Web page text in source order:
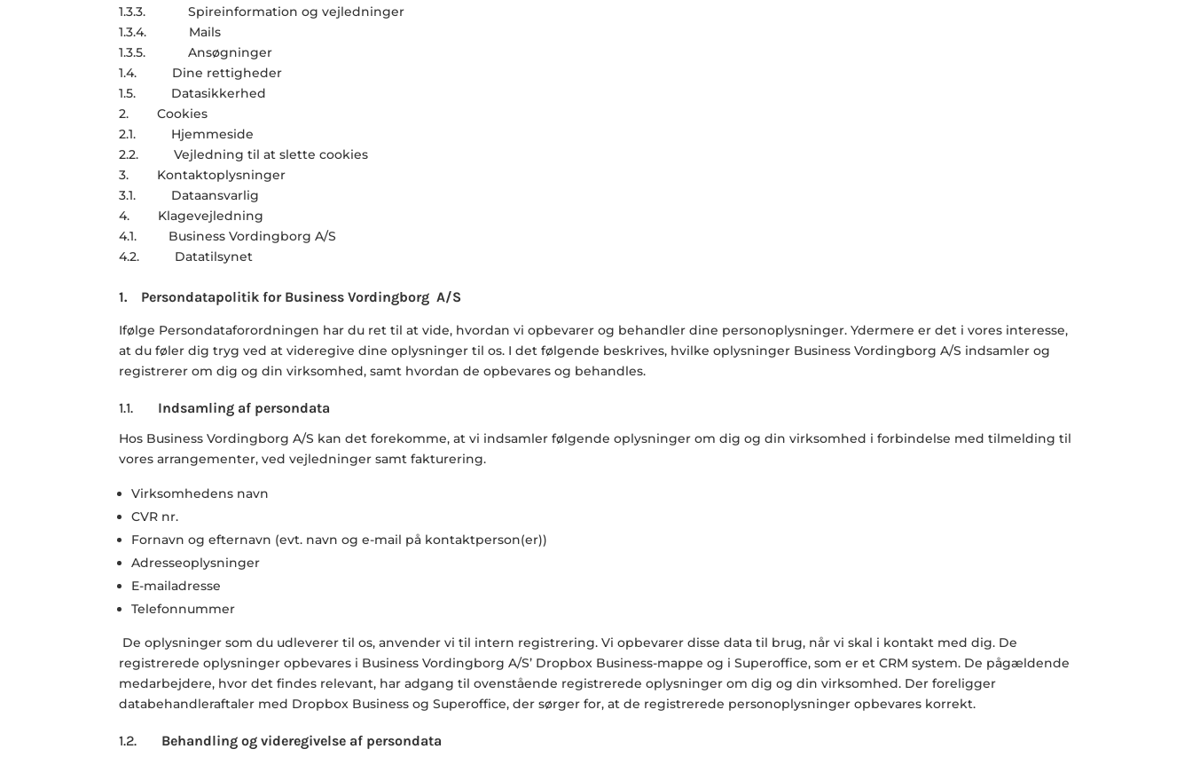
1.3.3. Spireinformation og vejledninger
1.3.4. Mails
1.3.5. Ansøgninger
1.4. Dine rettigheder
1.5. Datasikkerhed
2. Cookies
2.1. Hjemmeside
2.2. Vejledning til at slette cookies
3. Kontaktoplysninger
3.1. Dataansvarlig
4. Klagevejledning
4.1. Business Vordingborg A/S
4.2. Datatilsynet
1. Persondatapolitik for Business Vordingborg A/S
Ifølge Persondataforordningen har du ret til at vide, hvordan vi opbevarer og behandler dine personoplysninger. Ydermere er det i vores interesse,
at du føler dig tryg ved at videregive dine oplysninger til os. I det følgende beskrives, hvilke oplysninger Business Vordingborg A/S indsamler og
registrerer om dig og din virksomhed, samt hvordan de opbevares og behandles.
1.1. Indsamling af persondata
Hos Business Vordingborg A/S kan det forekomme, at vi indsamler følgende oplysninger om dig og din virksomhed i forbindelse med tilmelding til
vores arrangementer, ved vejledninger samt fakturering.
Virksomhedens navn
CVR nr.
Fornavn og efternavn (evt. navn og e-mail på kontaktperson(er))
Adresseoplysninger
E-mailadresse
Telefonnummer
De oplysninger som du udleverer til os, anvender vi til intern registrering. Vi opbevarer disse data til brug, når vi skal i kontakt med dig. De
registrerede oplysninger opbevares i Business Vordingborg A/S’ Dropbox Business-mappe og i Superoffice, som er et CRM system. De pågældende
medarbejdere, hvor det findes relevant, har adgang til ovenstående registrerede oplysninger om dig og din virksomhed. Der foreligger
databehandleraftaler med Dropbox Business og Superoffice, der sørger for, at de registrerede personoplysninger opbevares korrekt.
1.2. Behandling og videregivelse af persondata